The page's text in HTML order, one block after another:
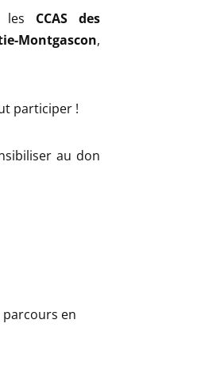
les CCAS des
Montgascon,
participer !
au don
parcours en